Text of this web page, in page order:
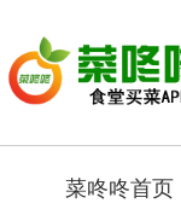
菜咚咚首页